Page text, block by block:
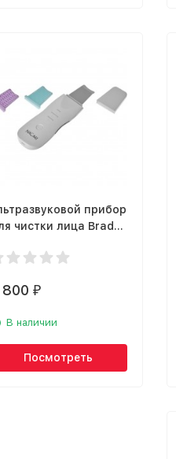
прибор
чистки лица Bradex
800 ₽
В наличии
Посмотреть